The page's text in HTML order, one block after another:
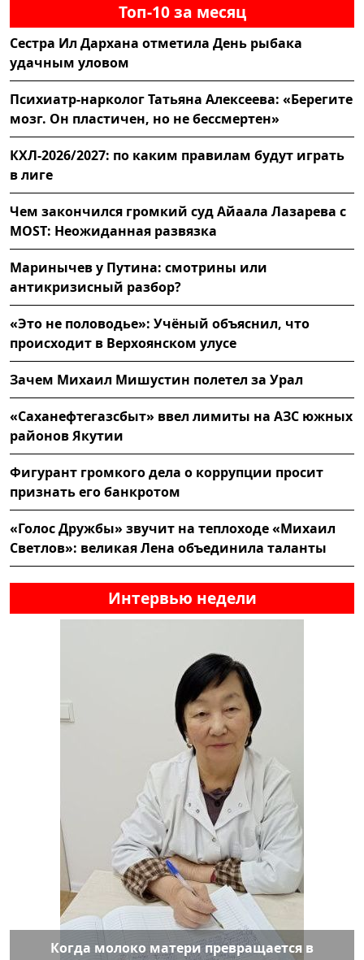
Топ-10 за месяц
Сестра Ил Дархана отметила День рыбака
удачным уловом
Психиатр-нарколог Татьяна Алексеева: «Берегите
мозг. Он пластичен, но не бессмертен»
КХЛ-2026/2027: по каким правилам будут играть
в лиге
Чем закончился громкий суд Айаала Лазарева с
MOST: Неожиданная развязка
Маринычев у Путина: смотрины или
антикризисный разбор?
«Это не половодье»: Учёный объяснил, что
происходит в Верхоянском улусе
Зачем Михаил Мишустин полетел за Урал
«Саханефтегазсбыт» ввел лимиты на АЗС южных
районов Якутии
Фигурант громкого дела о коррупции просит
признать его банкротом
«Голос Дружбы» звучит на теплоходе «Михаил
Светлов»: великая Лена объединила таланты
Интервью недели
Когда молоко матери превращается в